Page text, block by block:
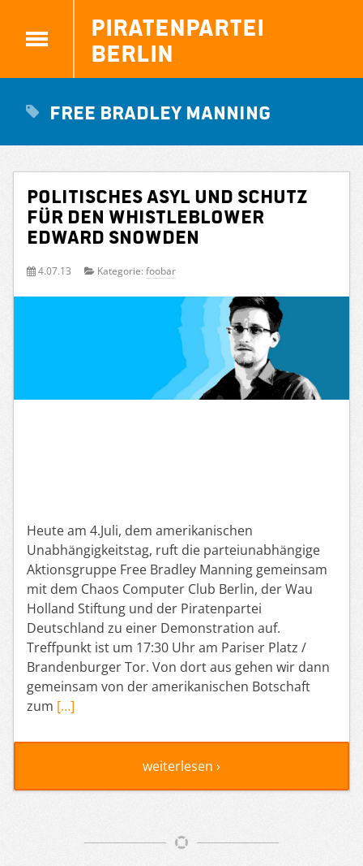
Piratenpartei
Berlin
Free Bradley Manning
Politisches Asyl und Schutz
für den Whistleblower
Edward Snowden
4.07.13 Kategorie: foobar
Heute am 4.Juli, dem amerikanischen
Unabhängigkeitstag, ruft die parteiunabhängige
Aktionsgruppe Free Bradley Manning gemeinsam
mit dem Chaos Computer Club Berlin, der Wau
Holland Stiftung und der Piratenpartei
Deutschland zu einer Demonstration auf.
Treffpunkt ist um 17:30 Uhr am Pariser Platz /
Brandenburger Tor. Von dort aus gehen wir dann
gemeinsam von der amerikanischen Botschaft
zum […]
weiterlesen ›